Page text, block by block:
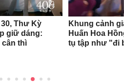
Thư Kỳ
giữ dáng:
cân thì
Khung cảnh
Huấn Hoa
tụ tập như "đi